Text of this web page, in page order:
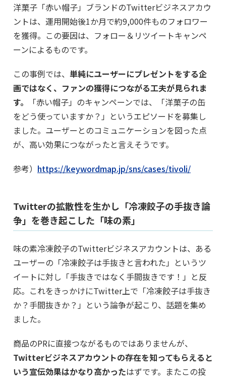
洋菓子「赤い帽子」ブランドのTwitterビジネスアカウ
ントは、運用開始後1か月で約9,000件ものフォロワー
を獲得。この要因は、フォロー＆リツイートキャンペ
ーンによるものです。
この事例では、 単純にユーザーにプレゼントをする企
画ではなく、ファンの獲得につながる工夫が見られま
す。
「赤い帽子」のキャンペーンでは、「洋菓子の缶
をどう使っていますか？」というエピソードを募集し
ました。ユーザーとのコミュニケーションを図った点
が、高い効果につながったと言えそうです。
参考） https://keywordmap.jp/sns/cases/tivoli/
Twitterの拡散性を生かし「冷凍餃子の手抜き論
争」を巻き起こした「味の素」
味の素冷凍餃子のTwitterビジネスアカウントは、ある
ユーザーの「冷凍餃子は手抜きと言われた」というツ
イートに対し「手抜きではなく手間抜きです！」と反
応。これをきっかけにTwitter上で「冷凍餃子は手抜き
か？手間抜きか？」という論争が起こり、話題を集め
ました。
商品のPRに直接つながるものではありませんが、
Twitterビジネスアカウントの存在を知ってもらえると
いう宣伝効果はかなり高かったはずです。またこの投